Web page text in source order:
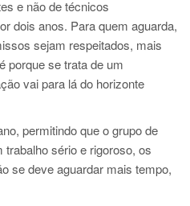
e não de técnicos
dois anos. Para quem aguarda,
sejam respeitados, mais
porque se trata de um
vai para lá do horizonte
permitindo que o grupo de
sério e rigoroso, os
se deve aguardar mais tempo,